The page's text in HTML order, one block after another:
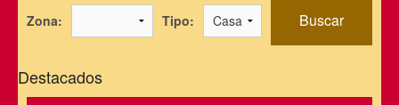
Zona: Tipo: Buscar
Destacados